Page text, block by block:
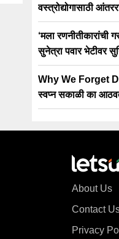
वस्त्रोद्योगासाठी
‘मला रणनीतीकारांची
सुनेत्रा पवार भेटीवर
Why We Forget
स्वप्न सकाळी का
About Us
Contact
Privacy